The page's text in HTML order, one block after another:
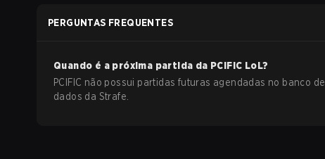
PERGUNTAS FREQUENTES
Quando é a próxima partida da PCIFIC LoL?
PCIFIC não possui partidas futuras agendadas no banco de
dados da Strafe.